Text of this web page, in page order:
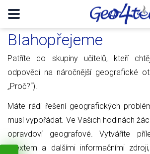
Blahopřejeme
Patříte do skupiny učitelů, kteří
odpovědi na náročnější geografické
„Proč?“).
Máte rádi řešení geografických
musí vypořádat. Ve Vašich hodinách
opravdoví geografové. Vytváříte
s textem a dalšími informačními